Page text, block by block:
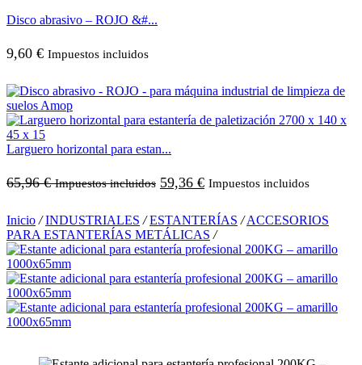
Disco abrasivo – ROJO &#...
9,60 € Impuestos incluidos
Larguero horizontal para estan...
65,96€ Impuestos incluidos 59,36 € Impuestos incluidos
Inicio / INDUSTRIALES / ESTANTERÍAS / ACCESORIOS
PARA ESTANTERÍAS METÁLICAS /